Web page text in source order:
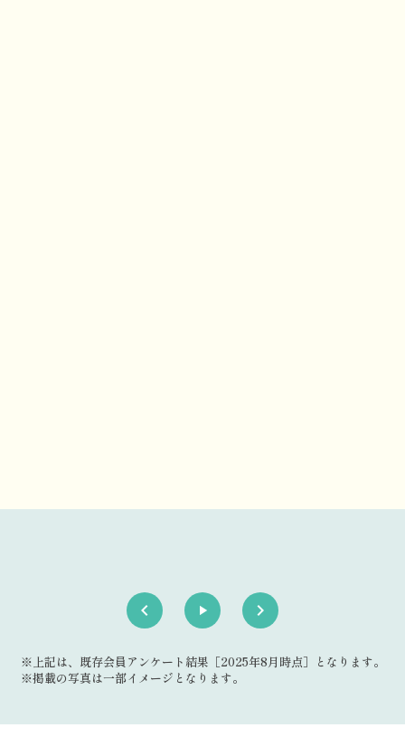
keyboard_arrow_left play_arrow keyboard_arrow_right
※上記は、既存会員アンケート結果［2025年8月時点］となります。
※掲載の写真は一部イメージとなります。